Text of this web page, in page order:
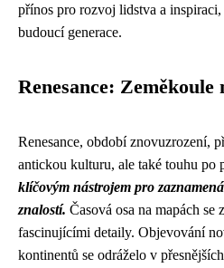
přínos pro rozvoj lidstva a
budoucí generace.
Renesance: Zeměkoule
Renesance, období znovuzrození,
antickou kulturu, ale také touhu po
klíčovým nástrojem pro
znalostí. Časová osa na mapách se
fascinujícími detaily. Objevování
kontinentů se odráželo v